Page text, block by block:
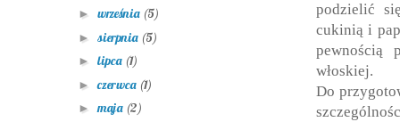
podzielić
cukinią i
pewnością
włoskiej.
Do
► września (5)
► sierpnia (5)
► lipca (1)
►czerwca (1)
►maja (2)